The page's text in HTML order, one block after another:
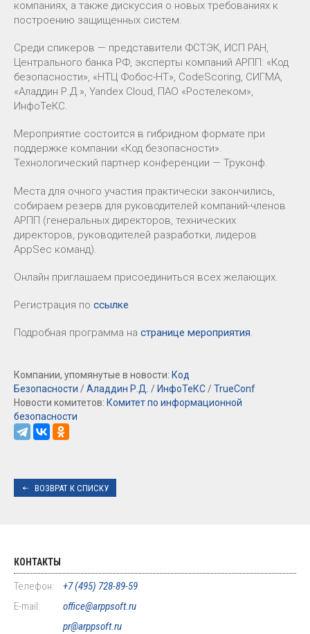
компаниях, а также дискуссия о новых требованиях к
построению защищенных систем.
Среди спикеров — представители ФСТЭК, ИСП РАН,
Центрального банка РФ, эксперты компаний АРПП: «Код
безопасности», «НТЦ Фобос-НТ», CodeScoring, СИГМА,
«Аладдин Р.Д.», Yandex Cloud, ПАО «Ростелеком»,
ИнфоТеКС.
Мероприятие состоится в гибридном формате при
поддержке компании «Код безопасности».
Технологический партнер конференции — Труконф.
Места для очного участия практически закончились,
собираем резерв для руководителей компаний-членов
АРПП (генеральных директоров, технических
директоров, руководителей разработки, лидеров
AppSec команд).
Онлайн приглашаем присоединиться всех желающих.
Регистрация по ссылке
Подробная программа на странице мероприятия.
Компании, упомянутые в новости: Код
Безопасности /Аладдин Р.Д. / ИнфоТеКС /TrueConf
Новости комитетов: Комитет по информационной
безопасности
ВОЗВРАТ К СПИСКУ
КОНТАКТЫ
Телефон:
+7 (495) 728-89-59
E-mail:
office@arppsoft.ru
pr@arppsoft.ru